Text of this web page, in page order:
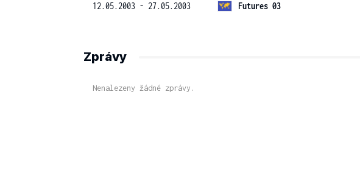
12.05.2003 - 27.05.2003 Futures 03
Zprávy
Nenalezeny žádné zprávy.